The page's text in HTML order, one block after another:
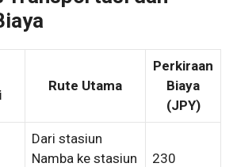
Rute Utama
Perkiraan
Biaya
(JPY)
Dari stasiun
Namba ke stasiun
230